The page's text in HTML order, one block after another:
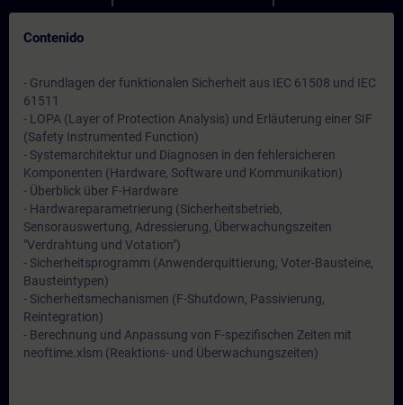
Contenido
- Grundlagen der funktionalen Sicherheit aus IEC 61508 und IEC
61511
- LOPA (Layer of Protection Analysis) und Erläuterung einer SIF
(Safety Instrumented Function)
- Systemarchitektur und Diagnosen in den fehlersicheren
Komponenten (Hardware, Software und Kommunikation)
- Überblick über F-Hardware
- Hardwareparametrierung (Sicherheitsbetrieb,
Sensorauswertung, Adressierung, Überwachungszeiten
"Verdrahtung und Votation")
- Sicherheitsprogramm (Anwenderquittierung, Voter-Bausteine,
Bausteintypen)
- Sicherheitsmechanismen (F-Shutdown, Passivierung,
Reintegration)
- Berechnung und Anpassung von F-spezifischen Zeiten mit
neoftime.xlsm (Reaktions- und Überwachungszeiten)